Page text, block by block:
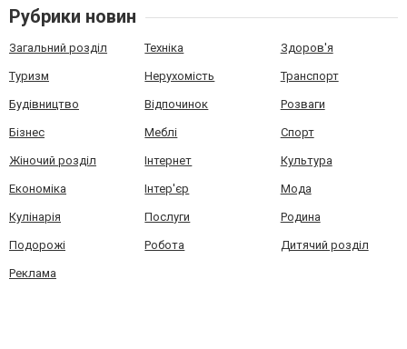
Рубрики новин
Загальний розділ Техніка Здоров'я
Туризм Нерухомість Транспорт
Будівництво Відпочинок Розваги
Бізнес Меблі Спорт
Жіночий розділ Інтернет Культура
Економіка Інтер'єр Мода
Кулінарія Послуги Родина
Подорожі Робота Дитячий розділ
Реклама